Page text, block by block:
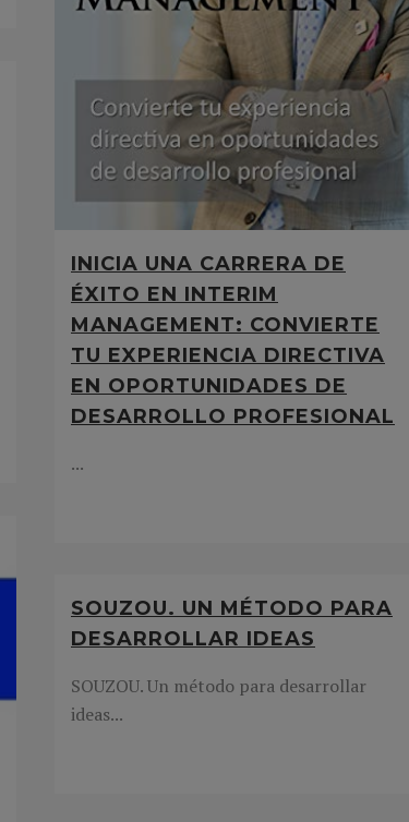
INICIA UNA CARRERA DE
ÉXITO EN INTERIM
MANAGEMENT: CONVIERTE
TU EXPERIENCIA DIRECTIVA
EN OPORTUNIDADES DE
DESARROLLO PROFESIONAL
...
SOUZOU. UN MÉTODO PARA
DESARROLLAR IDEAS
SOUZOU. Un método para desarrollar
ideas...